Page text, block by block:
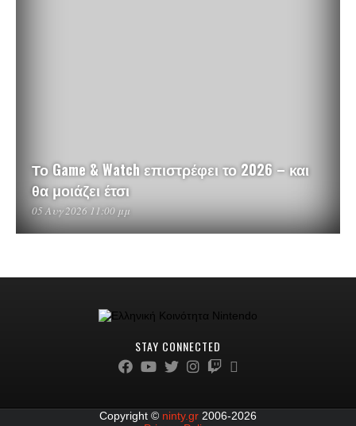
Το Game & Watch επιστρέφει το 2026 – και
θα μοιάζει έτσι
05 Αυγ 2026 11:00 μμ
STAY CONNECTED
Copyright © ninty.gr 2006-2026